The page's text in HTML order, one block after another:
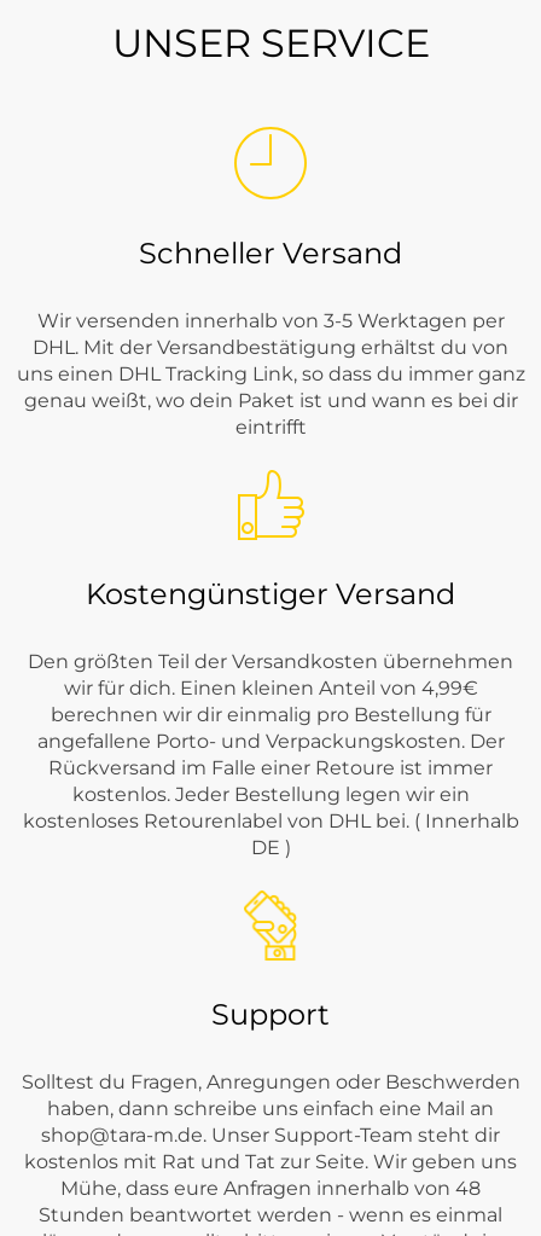
UNSER SERVICE
Schneller Versand
Wir versenden innerhalb von 3-5 Werktagen per
DHL. Mit der Versandbestätigung erhältst du von
uns einen DHL Tracking Link, so dass du immer ganz
genau weißt, wo dein Paket ist und wann es bei dir
eintrifft
Kostengünstiger Versand
Den größten Teil der Versandkosten übernehmen
wir für dich. Einen kleinen Anteil von 4,99€
berechnen wir dir einmalig pro Bestellung für
angefallene Porto- und Verpackungskosten. Der
Rückversand im Falle einer Retoure ist immer
kostenlos. Jeder Bestellung legen wir ein
kostenloses Retourenlabel von DHL bei. ( Innerhalb
DE )
Support
Solltest du Fragen, Anregungen oder Beschwerden
haben, dann schreibe uns einfach eine Mail an
shop@tara-m.de. Unser Support-Team steht dir
kostenlos mit Rat und Tat zur Seite. Wir geben uns
Mühe, dass eure Anfragen innerhalb von 48
Stunden beantwortet werden - wenn es einmal